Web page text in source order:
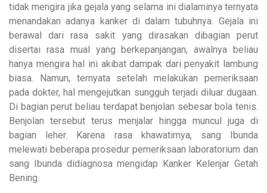
tidak mengira jika gejala yang selama ini dialaminya ternyata
menandakan adanya kanker di dalam tubuhnya. Gejala ini
berawal dari rasa sakit yang dirasakan dibagian perut
disertai rasa mual yang berkepanjangan, awalnya beliau
hanya mengira hal ini akibat dampak dari penyakit lambung
biasa. Namun, ternyata setelah melakukan pemeriksaan
pada dokter, hal mengejutkan sungguh terjadi diluar dugaan.
Di bagian perut beliau terdapat benjolan sebesar bola tenis.
Benjolan tersebut terus menjalar hingga muncul juga di
bagian leher. Karena rasa khawatirnya, sang Ibunda
melewati beberapa prosedur pemeriksaan laboratorium dan
sang Ibunda didiagnosa mengidap Kanker Kelenjar Getah
Bening.